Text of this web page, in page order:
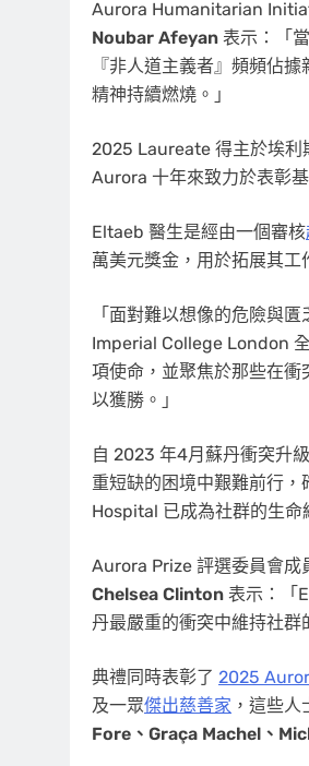
Aurora Humanitarian
Noubar Afeyan 表示：「
『非人道主義者』頻頻佔
精神持續燃燒。」
2025 Laureate 得主於埃利
Aurora 十年來致力於表彰
Eltaeb 醫生是經由一個審核
萬美元獎金，用於拓展其工
「面對難以想像的危險與
Imperial College London
項使命，並聚焦於那些在
以獲勝。」
自 2023 年4月蘇丹衝突升
重短缺的困境中艱難前行
Hospital 已成為社群的生命
Aurora Prize 評選委員會
Chelsea Clinton 表示：「
丹最嚴重的衝突中維持社群
典禮同時表彰了 2025
及一眾傑出慈善家 ，這些
Fore、Graça Machel、